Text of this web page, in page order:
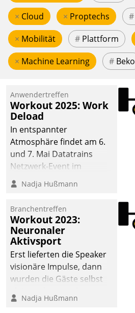
× Cloud × Proptechs #
× Mobilität # Plattform
× Machine Learning # Beko
Anwendertreffen
Workout 2025: Work
Deload
In entspannter
Atmosphäre findet am 6.
und 7. Mai Datatrains
Netzwerk-Event im
Kunden- und Partnerkreis
statt. Zentrale Frage: Wie
Mammutprojekte
meistern und Workloads
wuppen – bei zunehmend
anspruchsvollen
Aufgaben und
abnehmendem
Nadja Hußmann
Branchentreffen
Workout 2023:
Neuronaler
Aktivsport
Erst lieferten die Speaker
visionäre Impulse, dann
wurden die Gäste selbst
methodisch
Nadja Hußmann